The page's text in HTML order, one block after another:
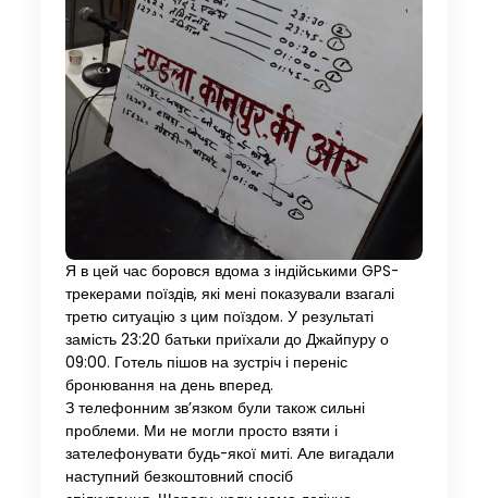
Я в цей час боровся вдома з індійськими GPS-
трекерами поїздів, які мені показували взагалі
третю ситуацію з цим поїздом. У результаті
замість 23:20 батьки приїхали до Джайпуру о
09:00. Готель пішов на зустріч і переніс
бронювання на день вперед.
З телефонним зв’язком були також сильні
проблеми. Ми не могли просто взяти і
зателефонувати будь-якої миті. Але вигадали
наступний безкоштовний спосіб